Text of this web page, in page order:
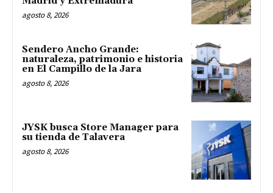
agosto 8, 2026
Sendero Ancho Grande:
naturaleza, patrimonio e historia
en El Campillo de la Jara
agosto 8, 2026
JYSK busca Store Manager para
su tienda de Talavera
agosto 8, 2026